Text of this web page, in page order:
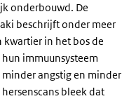
onderbouwd. De
beschrijft onder meer
kwartier in het bos de
immuunsysteem
angstig en minder
bleek dat